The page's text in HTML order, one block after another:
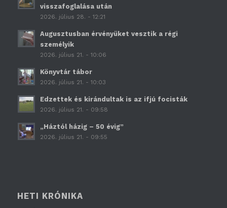
visszafoglalása után
2026. július 28. - 12:21
Augusztusban érvényüket vesztik a régi
személyik
2026. július 21. - 10:06
Könyvtár tábor
2026. július 21. - 10:03
Edzettek és kirándultak is az ifjú focisták
2026. július 21. - 09:58
„Háztól házig – 50 évig”
2026. július 21. - 09:55
HETI KRÓNIKA